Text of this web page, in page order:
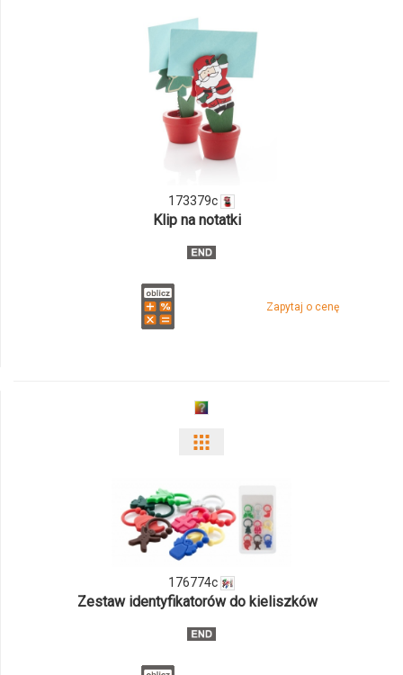
ilości
produktu
173379c
173379c
Klip na notatki
Zapytaj o cenę
i
ilości
produktu
176774c
Zestaw identyfikatorów do kieliszków